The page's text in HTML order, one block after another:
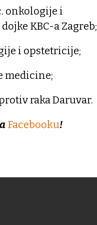
onkologije i
KBC-a Zagreb;
i opstetricije;
medicine;
raka Daruvar.
Facebooku!